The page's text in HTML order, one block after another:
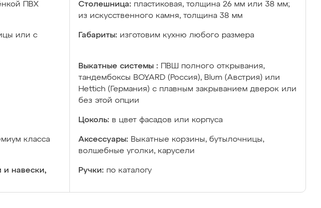
ПВХ Столешница: пластиковая, толщина 26 мм или 38 мм;
из искусственного камня, толщина 38 мм
или с
Габариты: изготовим кухню любого размера
Выкатные системы :
ПВШ полного открывания,
тандембоксы BOYARD (Россия), Blum (Австрия) или
Hettich (Германия) с плавным закрыванием дверок или
без этой опции
Цоколь: в цвет фасадов или корпуса
класса
Аксессуары: Выкатные корзины, бутылочницы,
волшебные уголки, карусели
и навески,
Ручки: по каталогу